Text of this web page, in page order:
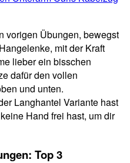
vorigen Übungen, bewegst
mit der Kraft
lieber ein bisschen
dafür den vollen
und unten.
Langhantel Variante hast
Hand frei hast, um dir
Top 3